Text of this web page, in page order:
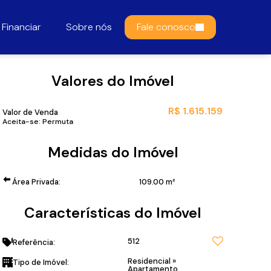
Fale conosco
Sobre nós
Financiar
Valores do Imóvel
R$ 1.615.159
Valor de Venda
Aceita-se: Permuta
Medidas do Imóvel
Área Privada: 109.00 m²
Características do Imóvel
Referência: 512
Tipo de Imóvel: Residencial »
Apartamento